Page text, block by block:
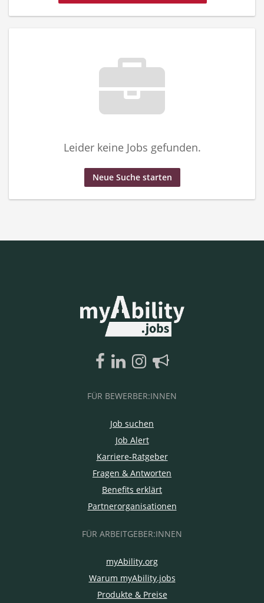
Leider keine Jobs gefunden.
Neue Suche starten
FÜR BEWERBER:INNEN
Job suchen
Job Alert
Karriere-Ratgeber
Fragen & Antworten
Benefits erklärt
Partnerorganisationen
FÜR ARBEITGEBER:INNEN
myAbility.org
Warum myAbility.jobs
Produkte & Preise